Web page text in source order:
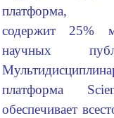
платформа,
содержит 25%
научных
платформа
обеспечивает